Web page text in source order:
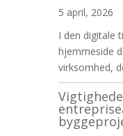
5 april, 2026
I den digitale
hjemmeside
virksomhed,